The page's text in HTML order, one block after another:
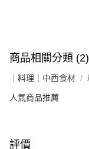
商品相關分類 (2)
｜料理｜中西食材
人氣商品推薦
評價